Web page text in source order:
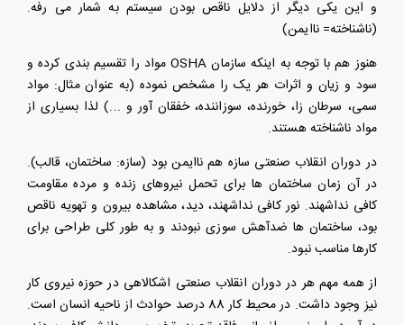
و این یکی دیگر از دلایل ناقص بودن سیستم به شمار می رفه.
(ناشناخته= ناایمن)
هنوز هم با توجه به اینکه سازمانOSHAمواد را تقسیم بندی کرده و
سود و زیان و اثرات هر یک را مشخص نموده (به عنوان مثال: مواد
سمی، سرطان زا، خورنده، سوزاننده، خفقان آور و ...) لذا بسیاری از
مواد ناشناخته هستند.
در دوران انقلاب صنعتی سازه هم ناایمن بود (سازه: ساختمان، قالب).
در آن زمان ساختمان ها برای تحمل نیروهای زنده و مرده مقاومت
کافی نداشهند. نور کافی نداشهند، دید، مشاهده بیرون و تهویه ناقص
بود، ساختمان ها ضدآهش سوزی نبودند و به طور کلی طراحی برای
کارها مناسب نبود.
از همه مهم هر در دوران انقلاب صنعتی اشکالاهی در حوزه نیروی کار
نیز وجود داشت. در محیط کار 88 درصد حوادث از ناحیه انسان است.